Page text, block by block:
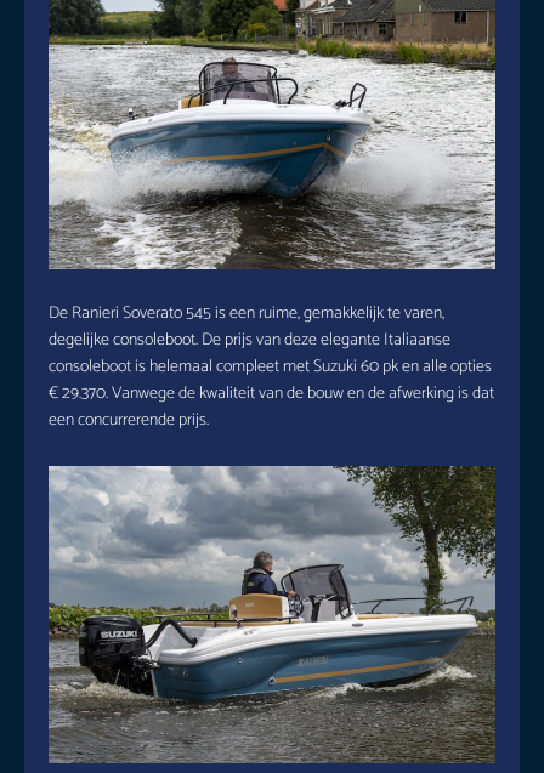
De Ranieri Soverato 545 is een ruime, gemakkelijk te varen,
degelijke consoleboot. De prijs van deze elegante Italiaanse
consoleboot is helemaal compleet met Suzuki 60 pk en alle opties
€ 29.370. Vanwege de kwaliteit van de bouw en de afwerking is dat
een concurrerende prijs.